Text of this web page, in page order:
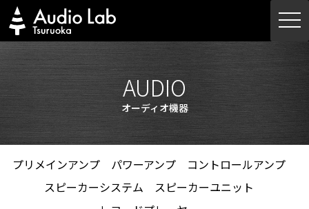
Skip
to
content
AUDIO
オーディオ機器
プリメインアンプ パワーアンプ
コントロールアンプ
スピーカーシステム
スピーカーユニット